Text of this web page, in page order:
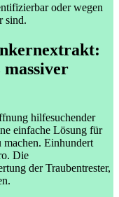
oder wegen
sind.
hilfesuchender
einfache Lösung für
machen. Einhundert
Die
der Traubentrester,